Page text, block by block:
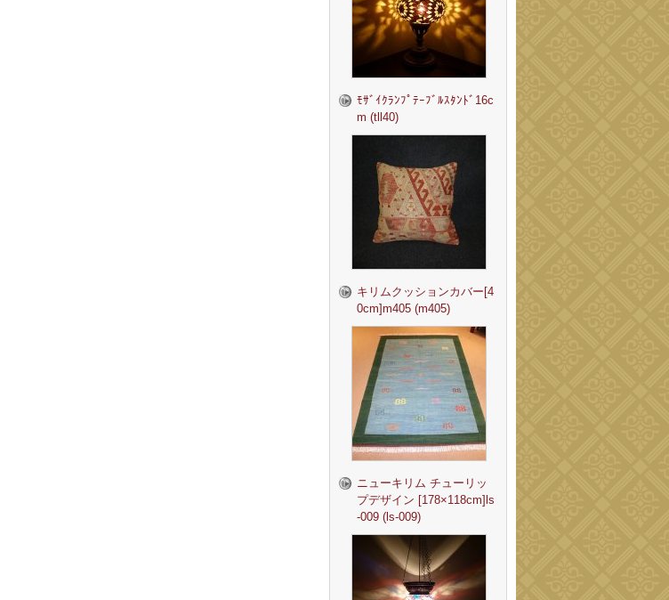
ﾓｻﾞｲｸﾗﾝﾌﾟﾃｰﾌﾞﾙｽﾀﾝﾄﾞ16c
m (tll40)
キリムクッションカバー[4
0cm]m405 (m405)
ニューキリム チューリッ
プデザイン [178×118cm]ls
-009 (ls-009)